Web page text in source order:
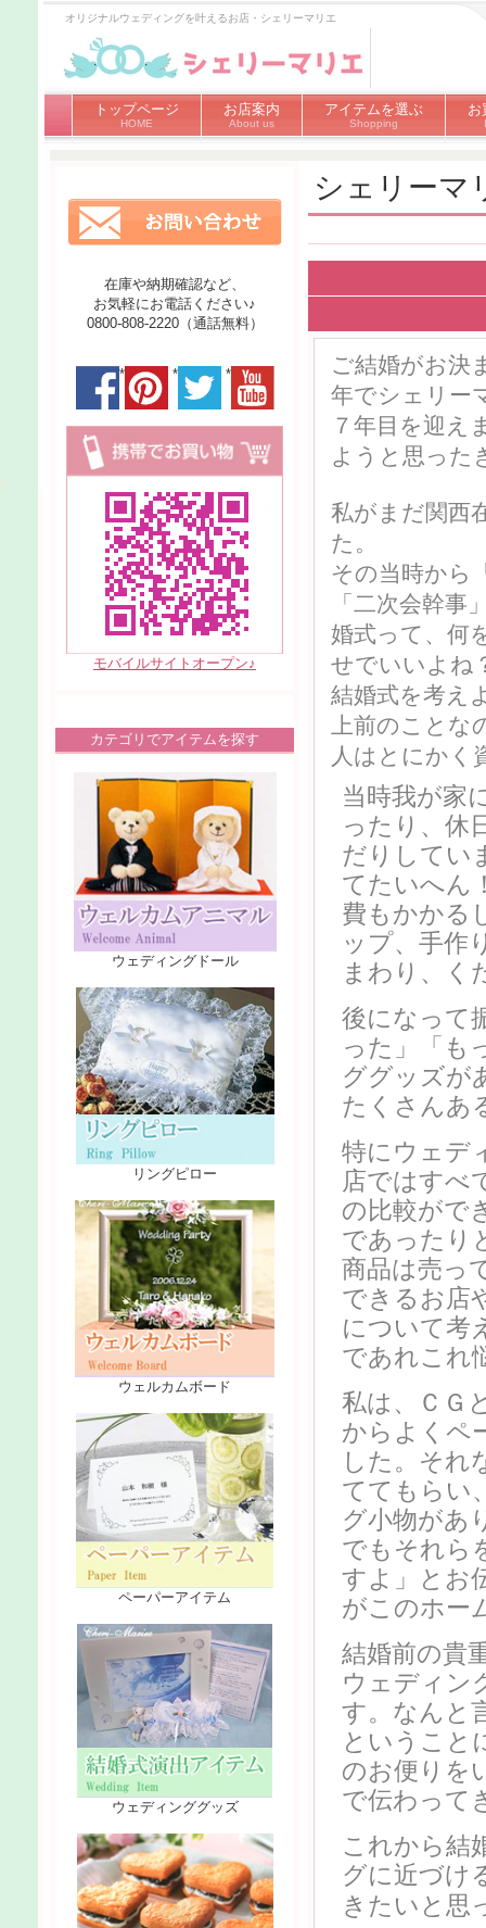
オリジナルウェディングを叶えるお店・シェリーマリエ
トップページ
HOME
お店案内
About us
アイテムを選ぶ
Shopping
お
シェリーマ
ご結婚がお決
年でシェリー
７年目を迎え
ようと思った
私がまだ関西
た。
その当時から
「二次会幹
婚式って、何
せでいいよね
結婚式を考え
上前のこと
人はとにかく
当時我が家
ったり、休
だりしてい
てたいへん
費もかかる
ップ、手作
まわり、く
後になって
った」「も
ググッズが
たくさんあ
特にウェデ
店ではすべ
の比較がで
であったり
商品は売っ
できるお店
について考
であれこれ
私は、ＣＧ
からよくペ
した。それ
ててもらい
グ小物があ
でもそれら
すよ」とお
がこのホー
結婚前の貴
ウェディン
す。 なんと
ということ
のお便りを
で伝わって
これから結
グに近づけ
きたいと思
在庫や納期確認など、
お気軽にお電話ください♪
0800-808-2220（通話無料）
* * *
モバイルサイトオープン♪
カテゴリでアイテムを探す
ウェディングドール
リングピロー
ウェルカムボード
ペーパーアイテム
ウェディンググッズ